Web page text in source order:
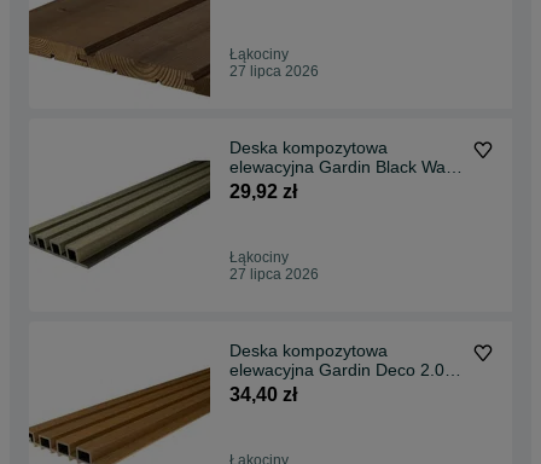
Łąkociny
27 lipca 2026
Deska kompozytowa
elewacyjna Gardin Black Wall
Silver / Cinnamon / Oak
30x160x2950
29,92 zł
Łąkociny
27 lipca 2026
Deska kompozytowa
elewacyjna Gardin Deco 2.0
Wall Silver/Oak/Teak
33x172x2950
34,40 zł
Łąkociny